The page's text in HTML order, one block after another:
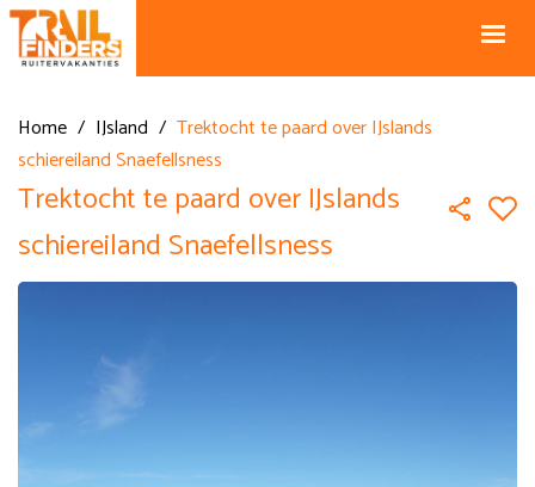
Home / IJsland / Trektocht te paard over IJslands
schiereiland Snaefellsness
Trektocht te paard over IJslands
schiereiland Snaefellsness